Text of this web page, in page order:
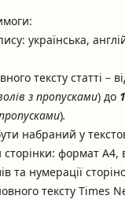
українська,
тексту статті –
з пропусками) до
).
набраний у
формат А4,
та нумерації
тексту Times